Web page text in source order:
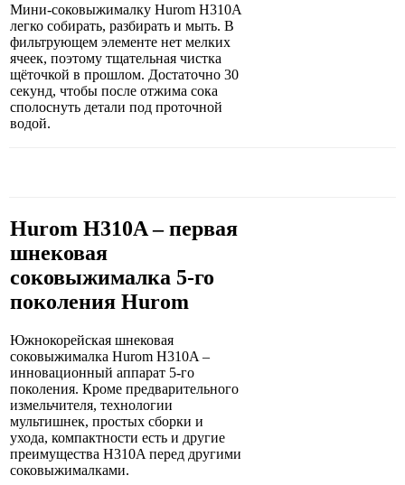
Мини-соковыжималку Hurom H310A
легко собирать, разбирать и мыть. В
фильтрующем элементе нет мелких
ячеек, поэтому тщательная чистка
щёточкой в прошлом. Достаточно 30
секунд, чтобы после отжима сока
сполоснуть детали под проточной
водой.
Hurom H310A – первая
шнековая
соковыжималка 5-го
поколения Hurom
Южнокорейская шнековая
соковыжималка Hurom H310A –
инновационный аппарат 5-го
поколения. Кроме предварительного
измельчителя, технологии
мультишнек, простых сборки и
ухода, компактности есть и другие
преимущества H310A перед другими
соковыжималками.